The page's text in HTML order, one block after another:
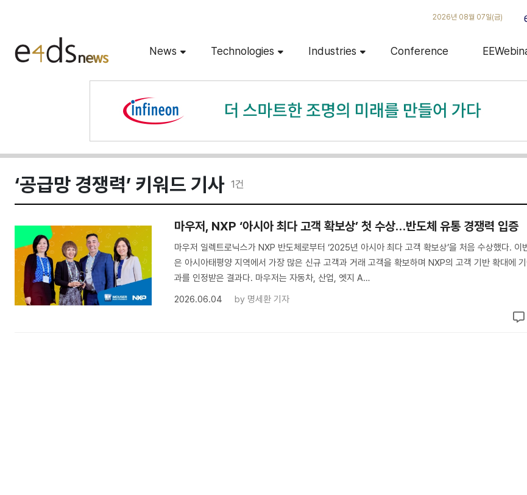
2026년 08월 07일(금)
News Technologies Industries Conference
‘공급망 경쟁력’ 키워드 기사 1건
마우저, NXP ‘아시아 최다 고객 확보상’ 첫 수상…반도체 유통 경쟁력 입증
마우저 일렉트로닉스가 NXP 반도체로부터 ‘2025년 아시아 최다 고객 확보상’을 처음 수상했다. 이
은 아시아태평양 지역에서 가장 많은 신규 고객과 거래 고객을 확보하며 NXP의 고객 기반 확대에
과를 인정받은 결과다. 마우저는 자동차, 산업, 엣지 A…
2026.06.04
by 명세환 기자